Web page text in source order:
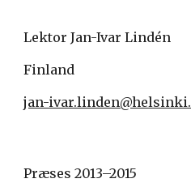
Lektor Jan-Ivar Lindén
Finland
jan-
Præses 2013–2015